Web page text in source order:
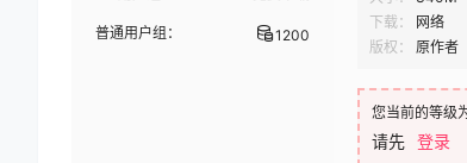
普通用户组： 1200
下载：
网络
版权：
原作者
您当前的等级
请先 登录